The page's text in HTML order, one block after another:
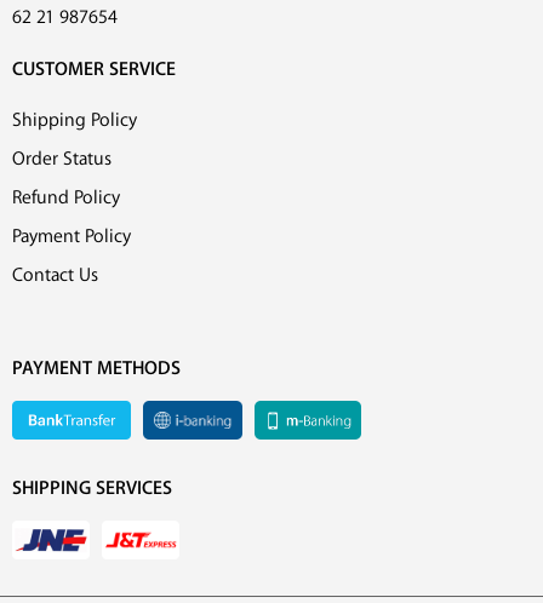
62 21 987654
CUSTOMER SERVICE
Shipping Policy
Order Status
Refund Policy
Payment Policy
Contact Us
PAYMENT METHODS
SHIPPING SERVICES